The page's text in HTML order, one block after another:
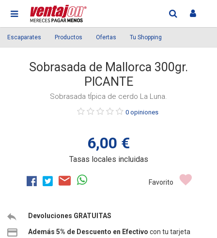
Escaparates Productos Ofertas Tu Shopping
Sobrasada de Mallorca 300gr.
PICANTE
Sobrasada tÍpica de cerdo La Luna.
Púntue
0 opiniones
6,00 €
Tasas locales incluidas
Favorito
Devoluciones GRATUITAS
Además 5% de Descuento en Efectivo con tu tarjeta